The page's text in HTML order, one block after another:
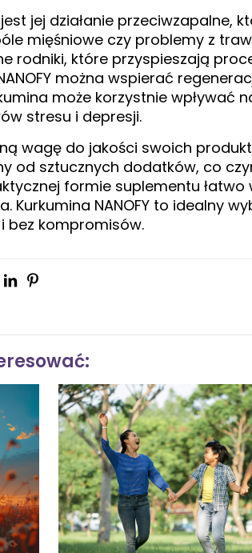
jest jej działanie
mięśniowe czy problemy z
rodniki, które przyspieszają
można wspierać
może korzystnie
stresu i depresji.
wagę do jakości swoich
od sztucznych dodatków, co
formie suplementu
Kurkumina NANOFY to idealny
bez kompromisów.